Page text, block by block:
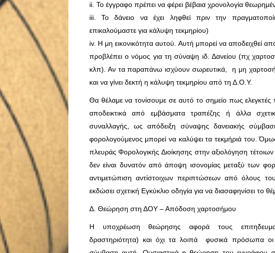
ii. Το έγγραφο πρέπει να φέρει βέβαια χρονολογία
iii. Το δάνειο να έχει ληφθεί πριν την
επικαλούμαστε για κάλυψη τεκμηρίου)
iv. Η μη εικονικότητα αυτού. Αυτή μπορεί να αποδειχθεί
προβλέπει ο νόμος για τη σύναψη ιδ. Δανείου (πχ
κλπ). Αν τα παραπάνω ισχύουν σωρευτικά, η μη
και να γίνει δεκτή η κάλυψη τεκμηρίου από τη Δ.Ο.Υ.
Θα θέλαμε να τονίσουμε σε αυτό το σημείο πως
αποδεικτικά από εμβάσματα τραπέζης ή άλλα
συναλλαγής, ως απόδειξη σύναψης δανειακής
φορολογούμενος μπορεί να καλύψει τα τεκμήριά του.
πλευράς Φορολογικής Διοίκησης στην αξιολόγηση
δεν είναι δυνατόν από άποψη ισονομίας μεταξύ των
αντιμετώπιση αντίστοιχων περιπτώσεων από όλους
εκδώσει σχετική Εγκύκλιο οδηγία για να διασαφηνίσει το
Δ. Θεώρηση στη ΔΟΥ – Απόδοση χαρτοσήμου
Η υποχρέωση θεώρησης αφορά τους
δραστηριότητα) και όχι τα λοιπά φυσικά πρόσωπα